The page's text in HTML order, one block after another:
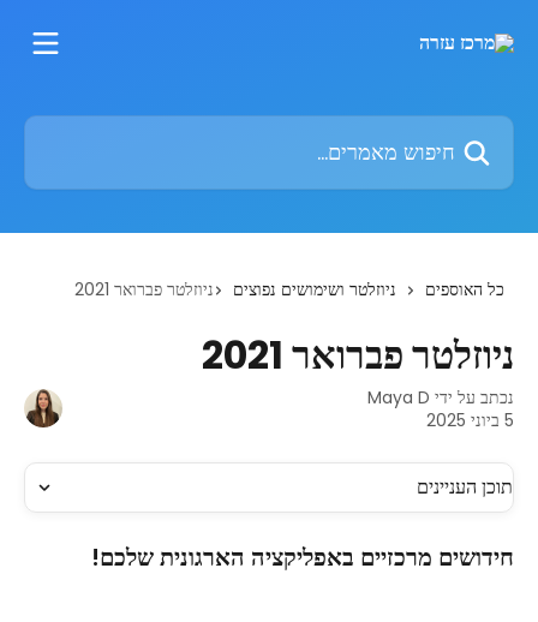
חיפוש מאמרים...
כל האוספים ניוזלטר ושימושים נפוצים ניוזלטר פברואר 2021
ניוזלטר פברואר 2021
נכתב על ידי Maya D
5 ביוני 2025
תוכן העניינים
חידושים מרכזיים באפליקציה הארגונית שלכם!